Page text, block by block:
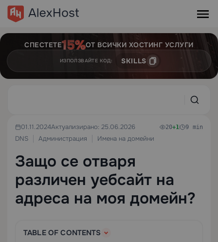
СПЕСТЕТЕ ОТ ВСИЧКИ ХОСТИНГ УСЛУГИ
ИЗПОЛЗВАЙТЕ КОД: SKILLS
01.11.2024Актуализирано: 25.06.2026
DNS
Администрация Имена на домейни
20+1 9 min
Защо се отваря
различен уебсайт на
адреса на моя домейн?
TABLE OF CONTENTS